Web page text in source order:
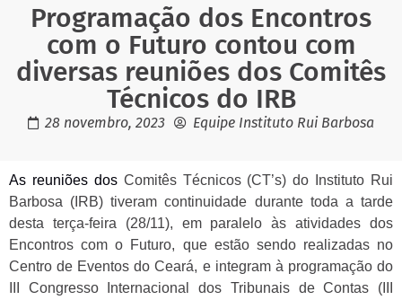
Programação dos Encontros
com o Futuro contou com
diversas reuniões dos Comitês
Técnicos do IRB
28 novembro, 2023 Equipe Instituto Rui Barbosa
As reuniões dos Comitês Técnicos (CT’s) do Instituto Rui
Barbosa (IRB) tiveram continuidade durante toda a tarde
desta terça-feira (28/11), em paralelo às atividades dos
Encontros com o Futuro, que estão sendo realizadas no
Centro de Eventos do Ceará, e integram à programação do
III Congresso Internacional dos Tribunais de Contas (III